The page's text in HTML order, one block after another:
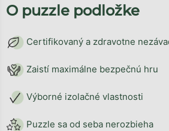
O puzzle podložke
Certifikovaný a zdravotne
Zaistí maximálne bezpečnú hru
Výborné izolačné vlastnosti
Puzzle sa od seba nerozbieha